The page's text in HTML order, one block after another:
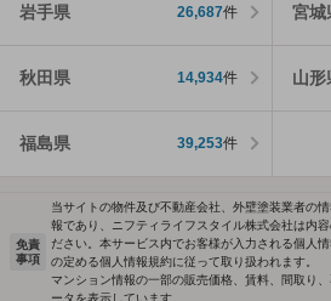
岩手県 26,687件 宮城
秋田県 14,934件 山形
福島県 39,253件
免責
事項
当サイトの物件及び不動産会社、外壁塗装業者の
報であり、ニフティライフスタイル株式会社は内
ださい。本サービス内でお客様が入力される個人
の定める個人情報規約に従って取り扱われます。
マンション情報の一部の販売価格、賃料、間取り
ータを表示しています。